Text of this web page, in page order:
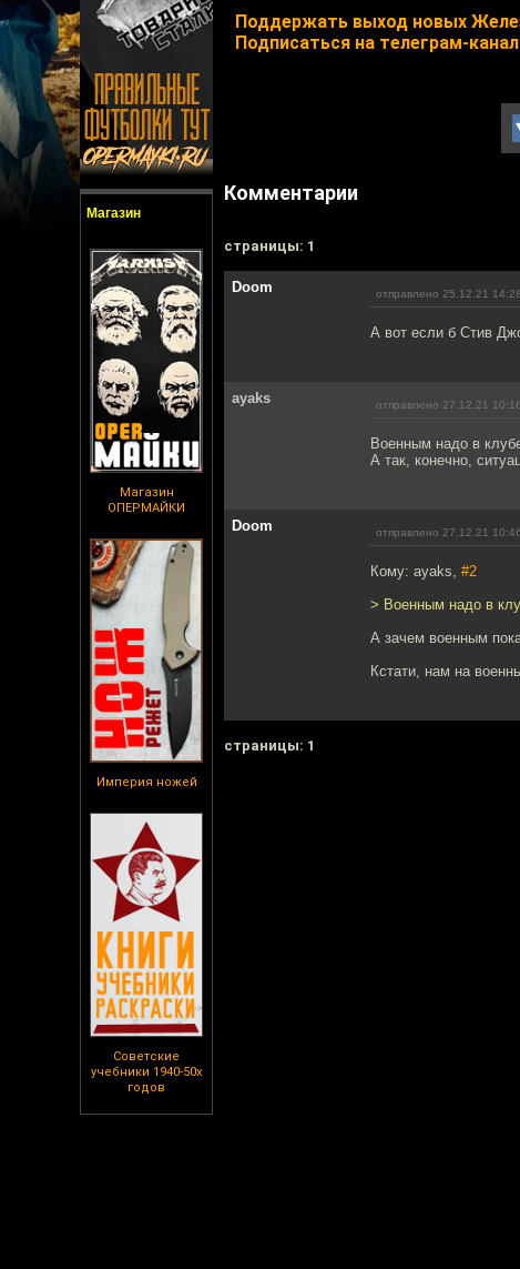
Магазин
Магазин
ОПЕРМАЙКИ
Империя ножей
Советские
учебники 1940-50х
годов
Поддержать выход новых
Подписаться на телеграм-
Комментарии
cтраницы: 1
Doom отправлено 25.12.21 14:28
А вот если б Стив
ayaks отправлено 27.12.21 10:16
Военным надо в
А так, конечно,
Doom отправлено 27.12.21 10:46
Кому: ayaks, #2
> Военным надо в
А зачем военным
Кстати, нам на
cтраницы: 1